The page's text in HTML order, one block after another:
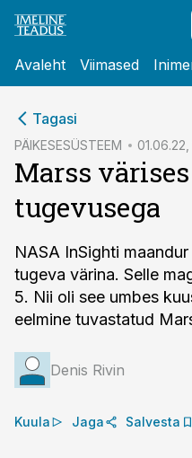
Avaleht Viimased
Tagasi
PÄIKESESÜSTEEM
Marss
tugevusega
NASA InSighti
tugeva värina. Selle
5. Nii oli see umbes
eelmine tuvastatud
Denis Rivin
Kuula Jaga Salvesta